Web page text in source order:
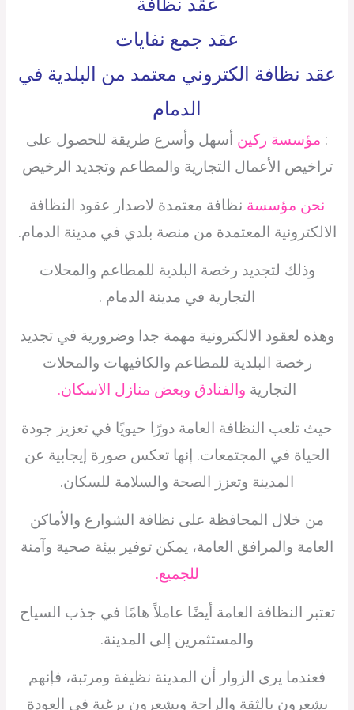
عقد نظافة
عقد جمع نفايات
عقد نظافة الكتروني معتمد من البلدية في
الدمام
: مؤسسة ركين أسهل وأسرع طريقة للحصول على
تراخيص الأعمال التجارية والمطاعم وتجديد الرخيص
نحن مؤسسة نظافة معتمدة لاصدار عقود النظافة
الالكترونية المعتمدة من منصة بلدي في مدينة الدمام.
وذلك لتجديد رخصة البلدية للمطاعم والمحلات
التجارية في مدينة الدمام .
وهذه لعقود الالكترونية مهمة جدا وضرورية في تجديد
رخصة البلدية للمطاعم والكافيهات والمحلات
التجارية والفنادق وبعض منازل الاسكان.
حيث تلعب النظافة العامة دورًا حيويًا في تعزيز جودة
الحياة في المجتمعات. إنها تعكس صورة إيجابية عن
المدينة وتعزز الصحة والسلامة للسكان.
من خلال المحافظة على نظافة الشوارع والأماكن
العامة والمرافق العامة، يمكن توفير بيئة صحية وآمنة
للجميع.
تعتبر النظافة العامة أيضًا عاملاً هامًا في جذب السياح
والمستثمرين إلى المدينة.
فعندما يرى الزوار أن المدينة نظيفة ومرتبة، فإنهم
يشعرون بالثقة والراحة ويشعرون برغبة في العودة